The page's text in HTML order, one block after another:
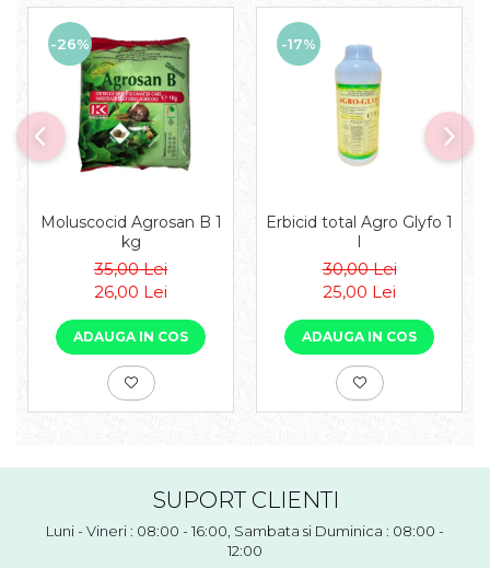
-26%
Moluscocid Agrosan B 1
kg
35,00 Lei
26,00 Lei
ADAUGA IN COS
-17%
Erbicid total Agro Glyfo 1
l
30,00 Lei
25,00 Lei
ADAUGA IN COS
SUPORT CLIENTI
Luni - Vineri : 08:00 - 16:00, Sambata si Duminica : 08:00 -
12:00